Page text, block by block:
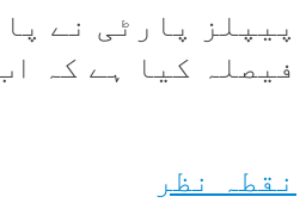
پیپلز پارٹی نے
فیصلہ کیا ہے کہ
نقطہ نظر